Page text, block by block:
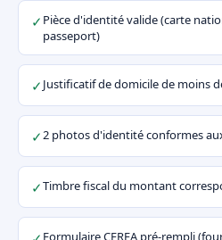
✓ Pièce d'identité valide (carte
passeport)
✓Justificatif de domicile de moins
✓2 photos d'identité conformes
✓Timbre fiscal du montant
Formulaire CERFA pré-rempli